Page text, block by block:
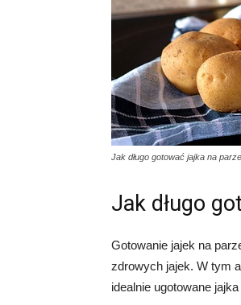
Jak długo gotować jajka na
Jak długo
Gotowanie jajek na
zdrowych jajek. W tym
idealnie ugotowane